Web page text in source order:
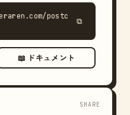
postc
⧉
📖 ドキュメント
SHARE